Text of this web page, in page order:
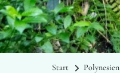
Start Polynesien